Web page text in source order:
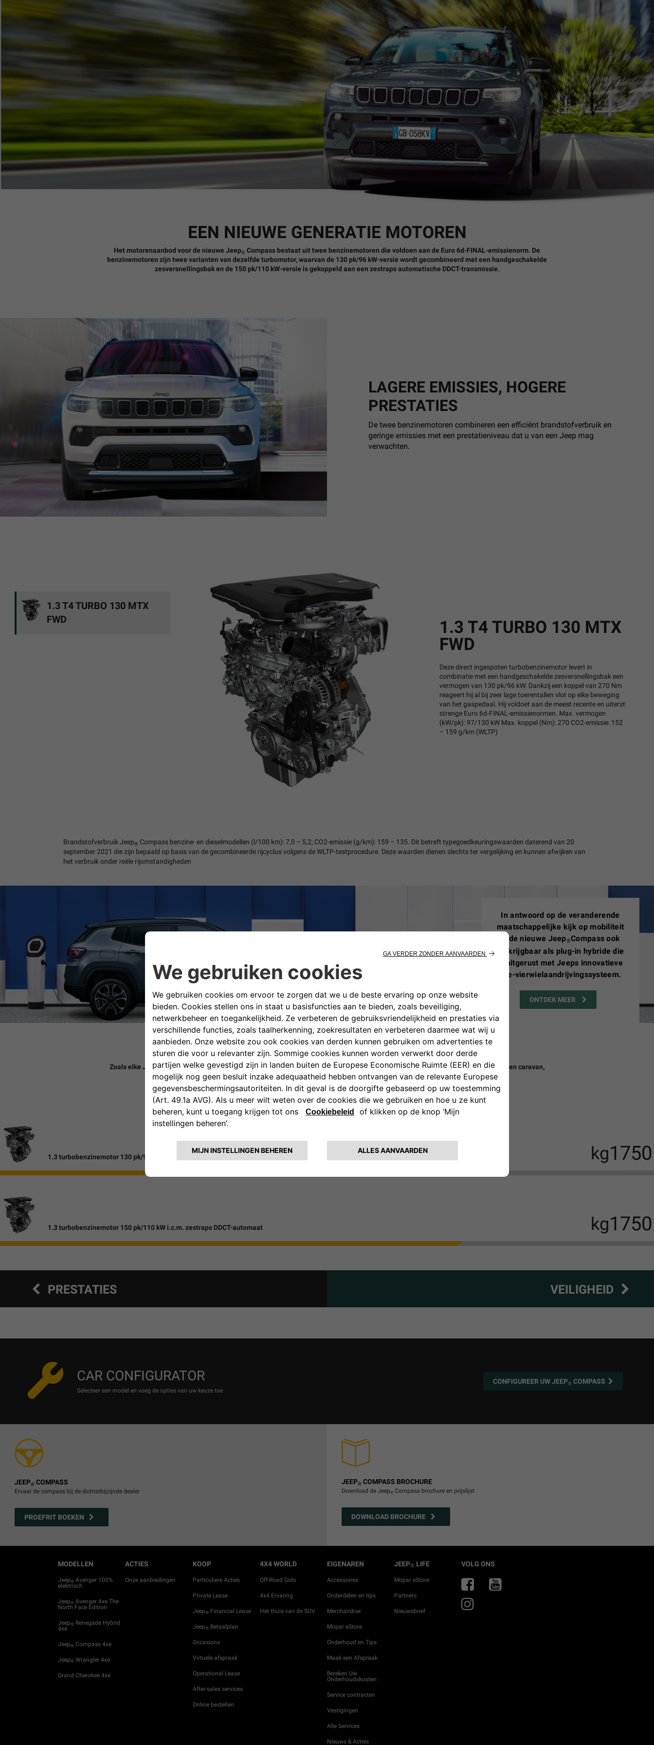
EEN NIEUWE GENERATIE MOTOREN
Het motorenaanbod voor de nieuwe Jeep® Compass bestaat uit twee benzinemotoren die voldoen aan de Euro 6d-FINAL-emissienorm. De
benzinemotoren zijn twee varianten van dezelfde turbomotor, waarvan de 130 pk/96 kW-versie wordt gecombineerd met een handgeschakelde
zesversnellingsbak en de 150 pk/110 kW-versie is gekoppeld aan een zestraps automatische DDCT-transmissie.
LAGERE EMISSIES, HOGERE
PRESTATIES
De twee benzinemotoren combineren een efficiënt brandstofverbruik en
geringe emissies met een prestatieniveau dat u van een Jeep mag
verwachten.
1.3 T4 TURBO 130 MTX
FWD
1.3 T4 TURBO 130 MTX
FWD
Deze direct ingespoten turbobenzinemotor levert in
combinatie met een handgeschakelde zesversnellingsbak een
vermogen van 130 pk/96 kW. Dankzij een koppel van 270 Nm
reageert hij al bij zeer lage toerentallen vlot op elke beweging
van het gaspedaal. Hij voldoet aan de meest recente en uiterst
strenge Euro 6d-FINAL-emissienormen. Max. vermogen
(kW/pk): 97/130 kW Max. koppel (Nm): 270 CO2-emissie: 152
– 159 g/km (WLTP)
Brandstofverbruik Jeep® Compass benzine- en dieselmodellen (l/100 km): 7,0 – 5,2; CO2-emissie (g/km): 159 – 135. Dit betreft typegoedkeuringswaarden daterend van 20
september 2021 die zijn bepaald op basis van de gecombineerde rijcyclus volgens de WLTP-testprocedure. Deze waarden dienen slechts ter vergelijking en kunnen afwijken van
het verbruik onder reële rijomstandigheden
In antwoord op de veranderende
maatschappelijke kijk op mobiliteit
is de nieuwe Jeep®Compass ook
verkrijgbaar als plug-in hybride die
is uitgerust met Jeeps innovatieve
4xe-vierwielaandrijvingssysteem.
ONTDEK MEER
TREKVERMOGEN
Zoals elke Jeep biedt de Compass een voortreffelijk trekvermogen. Dat maakt hem een ideaal voor bijvoorbeeld het trekken van een caravan,
kleine boottrailer of motoraanhanger.*
*Een trekhaak is niet combineerbaar met de elektrisch bedienbare achterklep.
1.3 turbobenzinemotor 130 pk/96 kW i.c.m. handgeschakelde zesversnellingsbak kg1750
1.3 turbobenzinemotor 150 pk/110 kW i.c.m. zestraps DDCT-automaat kg1750
PRESTATIES VEILIGHEID
CAR CONFIGURATOR
Selecteer een model en voeg de opties van uw keuze toe
CONFIGUREER UW JEEP® COMPASS
JEEP® COMPASS
Ervaar de compass bij de dichtstbijzijnde dealer
PROEFRIT BOEKEN
JEEP® COMPASS BROCHURE
Download de Jeep® Compass brochure en prijslijst
DOWNLOAD BROCHURE
MODELLEN
Jeep® Avenger 100%
elektrisch
Jeep® Avenger 4xe The
North Face Edition
Jeep® Renegade Hybrid
4xe
Jeep® Compass 4xe
Jeep® Wrangler 4xe
Grand Cherokee 4xe
ACTIES
Onze aanbiedingen
KOOP
Particuliere Acties
Private Lease
Jeep®Financial Lease
Jeep®Betaalplan
Occasions
Virtuele afspraak
Operational Lease
After-sales services
Online bestellen
4X4 WORLD
Off-Road Gids
4x4 Ervaring
Het thuis van de SUV
EIGENAREN
Accessoires
Onderdelen en tips
Merchandise
Mopar eStore
Onderhoud en Tips
Maak een Afspraak
Bereken Uw
Onderhoudskosten
Service contracten
Vestigingen
Alle Services
Nieuws & Acties
JEEP® LIFE
Mopar eStore
Partners
Nieuwsbrief
VOLG ONS